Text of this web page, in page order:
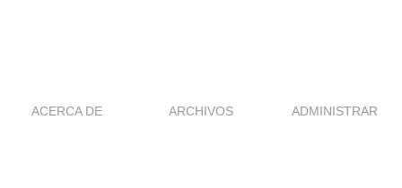
ACERCA DE ARCHIVOS ADMINISTRAR